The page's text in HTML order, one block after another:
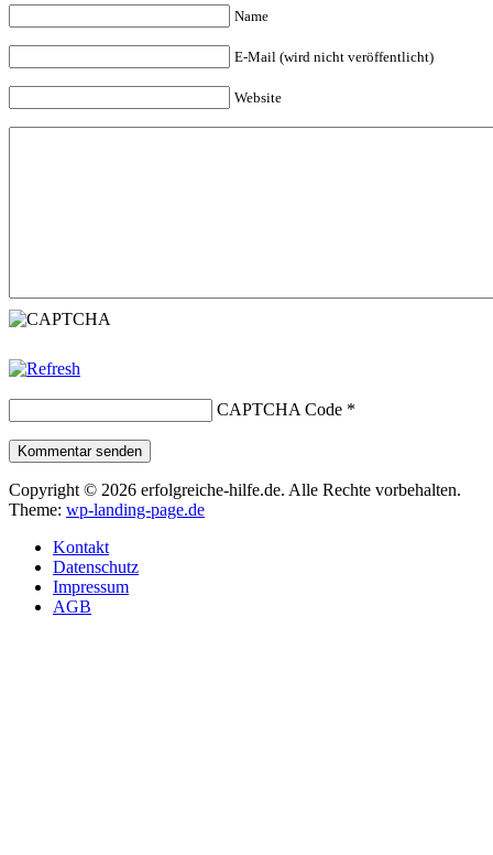
Name
E-Mail (wird nicht veröffentlicht)
Website
CAPTCHA Code *
Kommentar senden
Copyright © 2026 erfolgreiche-hilfe.de. Alle Rechte vorbehalten.
Theme: wp-landing-page.de
Kontakt
Datenschutz
Impressum
AGB